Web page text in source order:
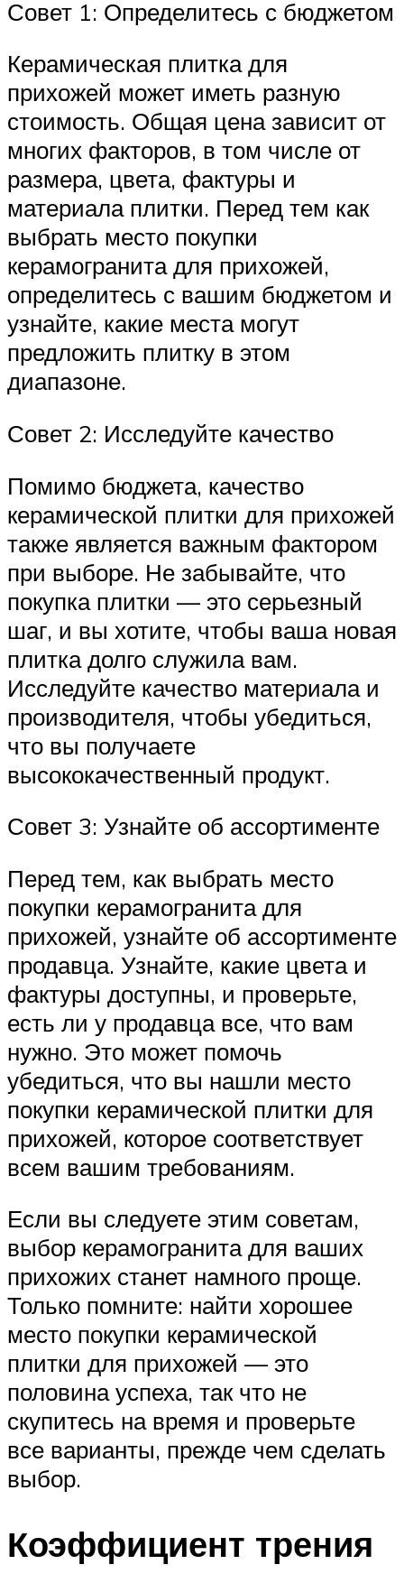
Совет 1: Определитесь с бюджетом
Керамическая плитка для
прихожей может иметь разную
стоимость. Общая цена зависит от
многих факторов, в том числе от
размера, цвета, фактуры и
материала плитки. Перед тем как
выбрать место покупки
керамогранита для прихожей,
определитесь с вашим бюджетом и
узнайте, какие места могут
предложить плитку в этом
диапазоне.
Совет 2: Исследуйте качество
Помимо бюджета, качество
керамической плитки для прихожей
также является важным фактором
при выборе. Не забывайте, что
покупка плитки — это серьезный
шаг, и вы хотите, чтобы ваша новая
плитка долго служила вам.
Исследуйте качество материала и
производителя, чтобы убедиться,
что вы получаете
высококачественный продукт.
Совет 3: Узнайте об ассортименте
Перед тем, как выбрать место
покупки керамогранита для
прихожей, узнайте об ассортименте
продавца. Узнайте, какие цвета и
фактуры доступны, и проверьте,
есть ли у продавца все, что вам
нужно. Это может помочь
убедиться, что вы нашли место
покупки керамической плитки для
прихожей, которое соответствует
всем вашим требованиям.
Если вы следуете этим советам,
выбор керамогранита для ваших
прихожих станет намного проще.
Только помните: найти хорошее
место покупки керамической
плитки для прихожей — это
половина успеха, так что не
скупитесь на время и проверьте
все варианты, прежде чем сделать
выбор.
Коэффициент трения